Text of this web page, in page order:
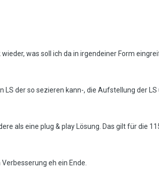
was soll ich da in irgendeiner Form
der so sezieren kann-, die Aufstellung der
als eine plug & play Lösung. Das gilt für die
eh ein Ende.